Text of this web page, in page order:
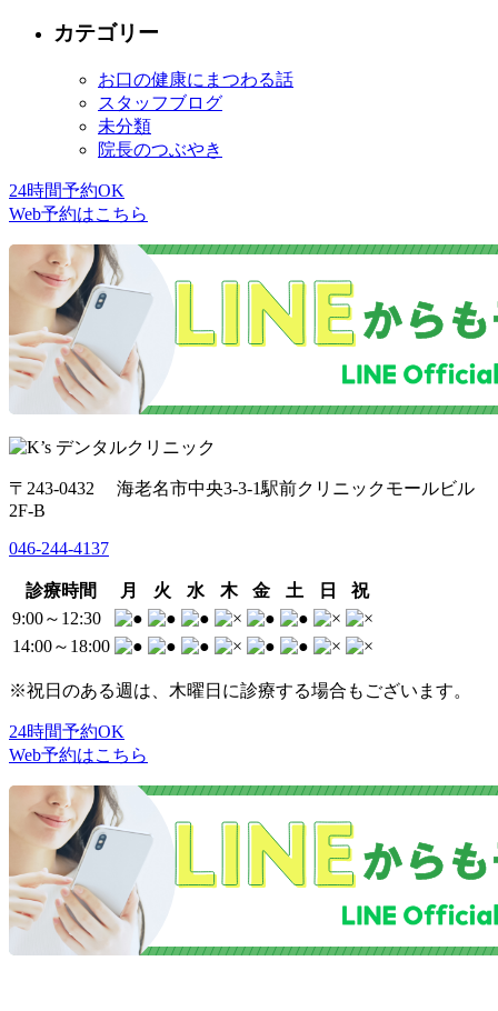
カテゴリー
お口の健康にまつわる話
スタッフブログ
未分類
院長のつぶやき
24時間予約OK
Web予約はこちら
〒243-0432 海老名市中央3-3-1駅前クリニックモールビル
2F-B
046-244-4137
診療時間 月 火 水 木 金 土 日
祝
9:00～12:30
14:00～18:00
※祝日のある週は、木曜日に診療する場合もございます。
24時間予約OK
Web予約はこちら